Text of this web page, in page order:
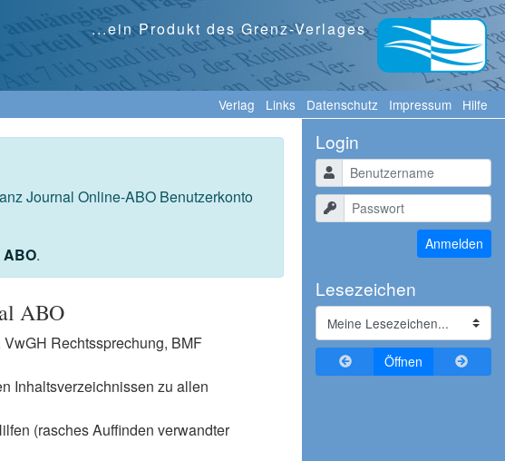
...ein Produkt des Grenz-Verlages
Verlag Links Datenschutz Impressum Hilfe
Journal Online-ABO Benutzerkonto
ABO.
ABO
Rechtssprechung, BMF
Inhaltsverzeichnissen zu allen
(rasches Auffinden verwandter
Login
Benutzername
Passwort
Anmelden
Lesezeichen
Zurückblättern
Öffnen